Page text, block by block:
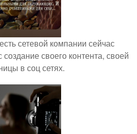
сетевой компании сейчас
своего контента, своей
в соц сетях.